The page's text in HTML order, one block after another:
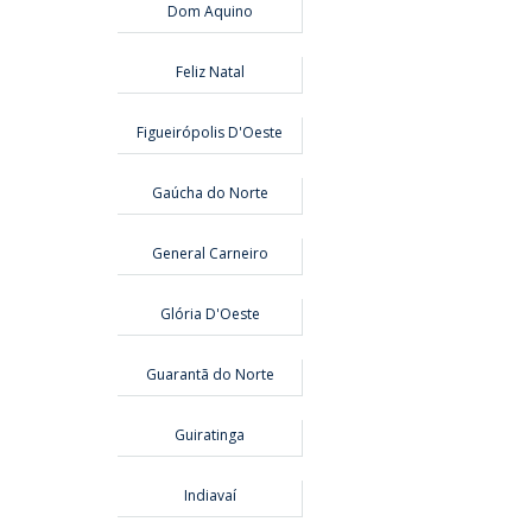
Dom Aquino
Feliz Natal
Figueirópolis D'Oeste
Gaúcha do Norte
General Carneiro
Glória D'Oeste
Guarantã do Norte
Guiratinga
Indiavaí